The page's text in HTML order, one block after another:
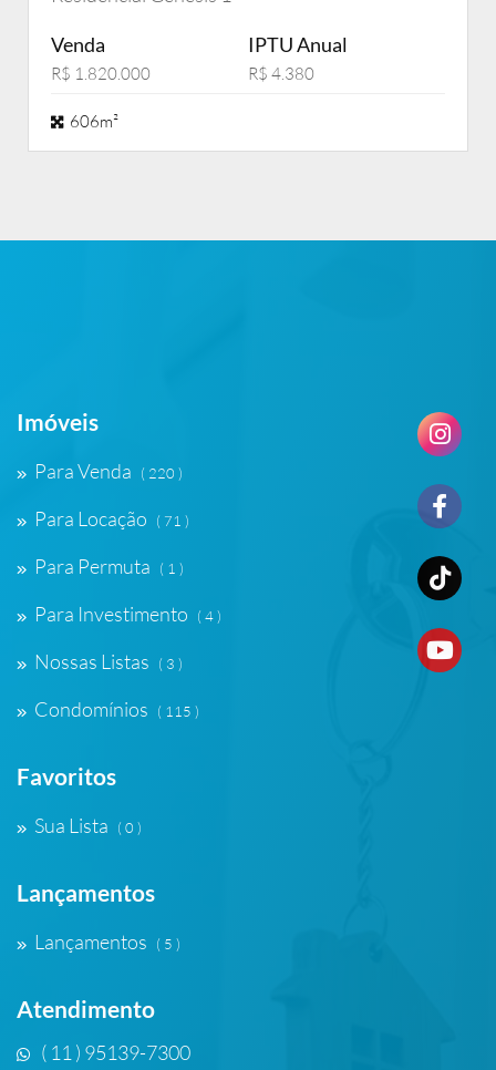
Venda
R$ 1.820.000
IPTU Anual
R$ 4.380
606m²
Imóveis
Para Venda ( 220 )
Para Locação ( 71 )
Para Permuta ( 1 )
Para Investimento ( 4 )
Nossas Listas ( 3 )
Condomínios ( 115 )
Favoritos
Sua Lista ( 0 )
Lançamentos
Lançamentos ( 5 )
Atendimento
( 11 ) 95139-7300